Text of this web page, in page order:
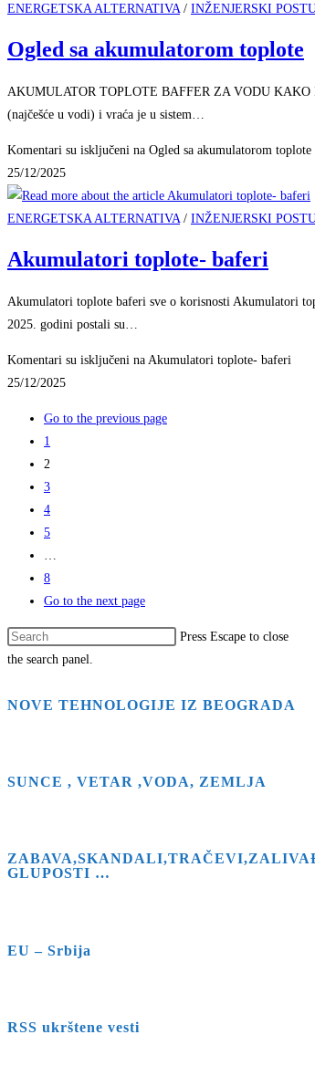
ENERGETSKA ALTERNATIVA / INŽENJERSKI
Ogled sa akumulatorom toplote
AKUMULATOR TOPLOTE BAFFER ZA VODU KAKO
(najčešće u vodi) i vraća je u sistem…
Komentari su isključeni na Ogled sa akumulatorom toplote
25/12/2025
ENERGETSKA ALTERNATIVA / INŽENJERSKI
Akumulatori toplote- baferi
Akumulatori toplote baferi sve o korisnosti Akumulatori
2025. godini postali su…
Komentari su isključeni na Akumulatori toplote- baferi
25/12/2025
Go to the previous page
1
2
3
4
5
8
Go to the next page
Press Escape to close
the search panel.
NOVE TEHNOLOGIJE IZ BEOGRADA
SUNCE , VETAR ,VODA, ZEMLJA
GLUPOSTI …
EU – Srbija
RSS ukrštene vesti